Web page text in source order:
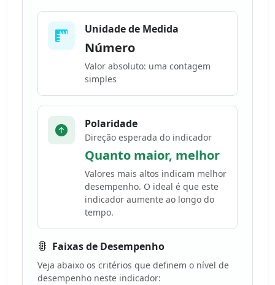
Unidade de Medida
Número
Valor absoluto: uma contagem
simples
Polaridade
Direção esperada do indicador
Quanto maior, melhor
Valores mais altos indicam melhor
desempenho. O ideal é que este
indicador aumente ao longo do
tempo.
Faixas de Desempenho
Veja abaixo os critérios que definem o nível de
desempenho neste indicador: